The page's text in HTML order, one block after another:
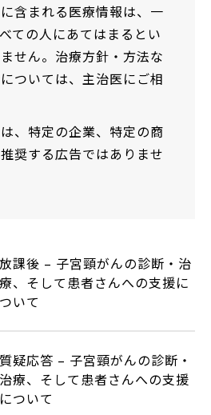
含まれる医療情報は、一
ての人にあてはまるとい
せん。治療方針・方法な
ついては、主治医にご相
、特定の企業、特定の商
奨する広告ではありませ
放課後 – 子宮頸がんの診断・治
療、そして患者さんへの支援に
ついて
質疑応答 – 子宮頸がんの診断・
治療、そして患者さんへの支援
について